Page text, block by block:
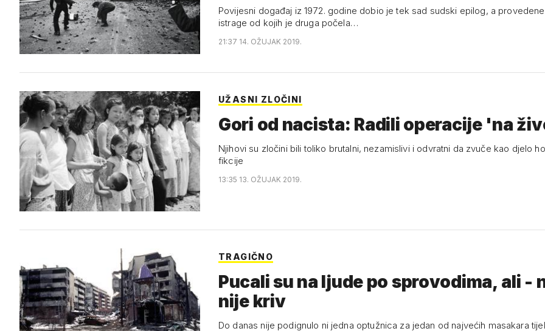
Povijesni događaj iz 1972. godine dobio je tek sad sudski epilog, a
istrage od kojih je druga počela…
21:37 14. OŽUJAK 2019.
UŽASNI ZLOČINI
Gori od nacista: Radili operacije 'na
Njihovi su zločini bili toliko brutalni, nezamislivi i odvratni da zvuče kao djelo
fikcije
13:35 13. OŽUJAK 2019.
TRAGIČNO
Pucali su na ljude po sprovodima, ali -
nije kriv
Do danas nije podignulo ni jedna optužnica za jedan od najvećih masakara tijekom rata u